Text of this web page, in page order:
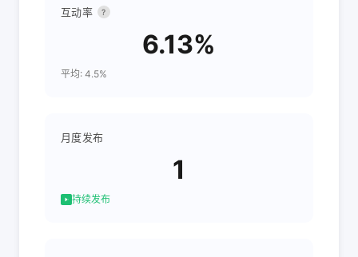
互动率 ?
6.13%
平均: 4.5%
月度发布
1
持续发布